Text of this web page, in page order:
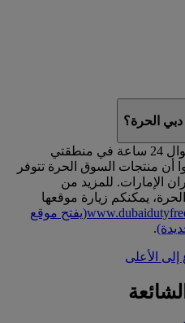
الحرة؟
سوق دبي الحرة مفتوحة طوال 24 ساعة في منطقتي
أن منتجات السوق الحرة تتوفر
الإمارات. للمزيد من
يمكنكم زيارة موقعها
(يفتح موقع
.
إلى الأعلى